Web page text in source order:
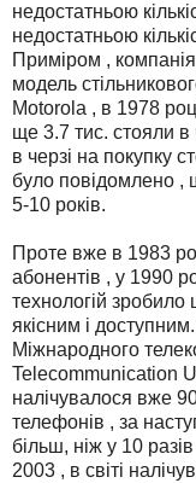
недостатньою
недостатньою
Приміром ,
модель
Motorola , в 1978
ще 3.7 тис. стояли
в черзі на покупку
було повідомлено ,
5-10 років.
Проте вже в 1983
абонентів , у 1990
технологій
якісним і
Міжнародного
Telecommunication
налічувалося вже
телефонів , за
більш, ніж у 10
2003 , в світі